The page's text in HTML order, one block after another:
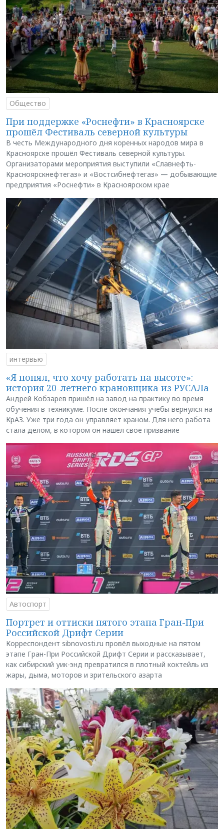
Общество
При поддержке «Роснефти» в Красноярске
прошёл Фестиваль северной культуры
В честь Международного дня коренных народов мира в
Красноярске прошёл Фестиваль северной культуры.
Организаторами мероприятия выступили «Славнефть-
Красноярскнефтегаз» и «Востсибнефтегаз» — добывающие
предприятия «Роснефти» в Красноярском крае
интервью
«Я понял, что хочу работать на высоте»:
история 20-летнего крановщика из РУСАЛа
Андрей Кобзарев пришёл на завод на практику во время
обучения в техникуме. После окончания учёбы вернулся на
КрАЗ. Уже три года он управляет краном. Для него работа
стала делом, в котором он нашёл своё призвание
Автоспорт
Портрет и оттиски пятого этапа Гран-При
Российской Дрифт Серии
Корреспондент sibnovosti.ru провёл выходные на пятом
этапе Гран-При Российской Дрифт Серии и рассказывает,
как сибирский уик-энд превратился в плотный коктейль из
жары, дыма, моторов и зрительского азарта